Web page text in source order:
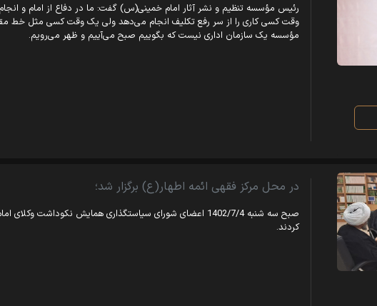
رئیس مؤسسه تنظیم و نشر آثار امام خمینی(س) گفت: ما در دفاع از امام و انجام
وقت کسی کاری را از سر رفع تکلیف انجام می‌دهد ولی یک وقت کسی مثل خط
مؤسسه یک سازمان اداری نیست که بگوییم صبح می‌آییم و ظهر می‌رویم.
در محل مرکز فقهی ائمه اطهار(ع) برگزار شد؛
صبح سه شنبه 1402/7/4 اعضای شورای سیاستگذاری همایش
کردند.